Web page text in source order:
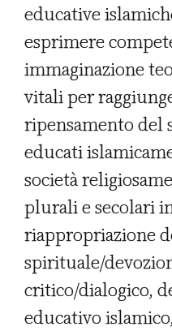
educative
esprimere
immaginazione
vitali per
ripensamento del
educati
società
plurali e secolari
riappropriazione
spirituale/
critico/dialogico,
educativo